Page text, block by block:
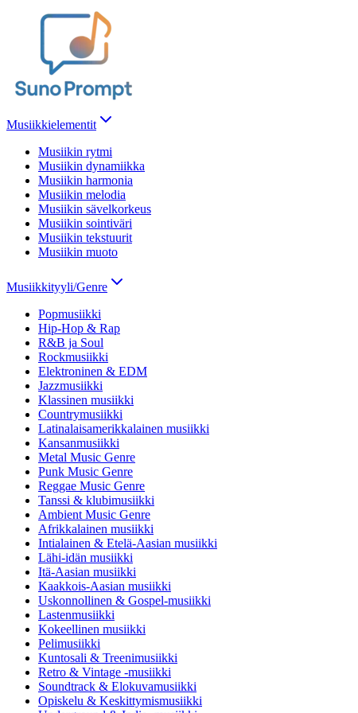
Musiikkielementit
Musiikin rytmi
Musiikin dynamiikka
Musiikin harmonia
Musiikin melodia
Musiikin sävelkorkeus
Musiikin sointiväri
Musiikin tekstuurit
Musiikin muoto
Musiikkityyli/Genre
Popmusiikki
Hip-Hop & Rap
R&B ja Soul
Rockmusiikki
Elektroninen & EDM
Jazzmusiikki
Klassinen musiikki
Countrymusiikki
Latinalaisamerikkalainen musiikki
Kansanmusiikki
Metal Music Genre
Punk Music Genre
Reggae Music Genre
Tanssi & klubimusiikki
Ambient Music Genre
Afrikkalainen musiikki
Intialainen & Etelä-Aasian musiikki
Lähi-idän musiikki
Itä-Aasian musiikki
Kaakkois-Aasian musiikki
Uskonnollinen & Gospel-musiikki
Lastenmusiikki
Kokeellinen musiikki
Pelimusiikki
Kuntosali & Treenimusiikki
Retro & Vintage -musiikki
Soundtrack & Elokuvamusiikki
Opiskelu & Keskittymismusiikki